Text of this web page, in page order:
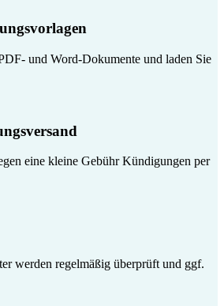
und Word-Dokumente und laden Sie
eine kleine Gebühr Kündigungen per
werden regelmäßig überprüft und ggf.